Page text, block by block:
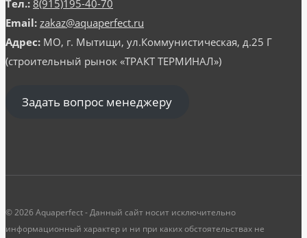
Тел.: 8(915)195-40-70
Email: zakaz@aquaperfect.ru
Адрес: МО, г. Мытищи, ул.Коммунистическая, д.25 Г
(строительный рынок «ТРАКТ ТЕРМИНАЛ»)
Задать вопрос менеджеру
© 2026 Aquaperfect - Данный сайт носит исключительно
информационный характер и ни при каких обстоятельствах не